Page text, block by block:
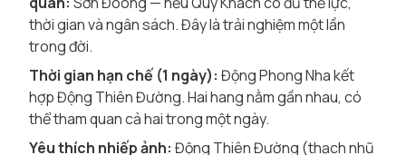
thời gian và ngân sách. Đây là trải nghiệm một lần
trong đời.
Thời gian hạn chế (1 ngày): Động Phong Nha kết
hợp Động Thiên Đường. Hai hang nằm gần nhau, có
thể tham quan cả hai trong một ngày.
Yêu thích nhiếp ảnh: Động Thiên Đường (thạch nhũ